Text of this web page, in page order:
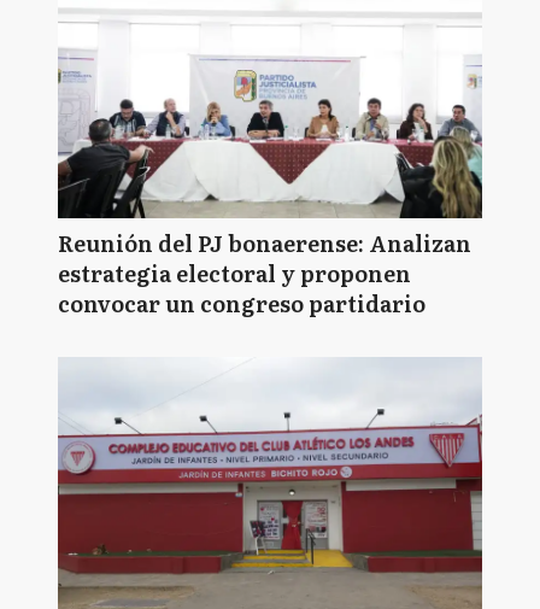
Reunión del PJ bonaerense: Analizan
estrategia electoral y proponen
convocar un congreso partidario